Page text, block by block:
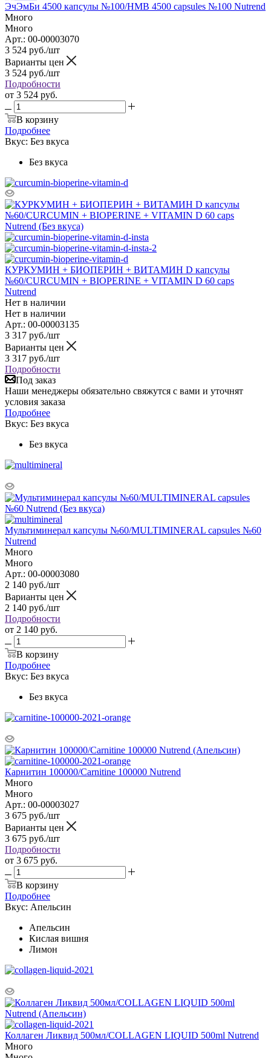
ЭчЭмБи 4500 капсулы №100/HMB 4500 capsules №100 Nutrend
Много
Много
Арт.: 00-00003070
3 524 руб./шт
Варианты цен
3 524 руб./шт
Подробности
от 3 524 руб.
В корзину
Подробнее
Вкус: Без вкуса
Без вкуса
КУРКУМИН + БИОПЕРИН + ВИТАМИН D капсулы
№60/CURCUMIN + BIOPERINE + VITAMIN D 60 caps
Nutrend
Нет в наличии
Нет в наличии
Арт.: 00-00003135
3 317 руб./шт
Варианты цен
3 317 руб./шт
Подробности
Под заказ
Наши менеджеры обязательно свяжутся с вами и уточнят
условия заказа
Подробнее
Вкус: Без вкуса
Без вкуса
Мультиминерал капсулы №60/MULTIMINERAL capsules №60
Nutrend
Много
Много
Арт.: 00-00003080
2 140 руб./шт
Варианты цен
2 140 руб./шт
Подробности
от 2 140 руб.
В корзину
Подробнее
Вкус: Без вкуса
Без вкуса
Карнитин 100000/Carnitine 100000 Nutrend
Много
Много
Арт.: 00-00003027
3 675 руб./шт
Варианты цен
3 675 руб./шт
Подробности
от 3 675 руб.
В корзину
Подробнее
Вкус: Апельсин
Апельсин
Кислая вишня
Лимон
Коллаген Ликвид 500мл/COLLAGEN LIQUID 500ml Nutrend
Много